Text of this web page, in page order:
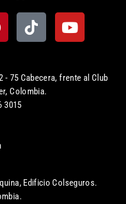
- 75 Cabecera, frente al Club
Colombia.
3015
Edificio Colseguros.